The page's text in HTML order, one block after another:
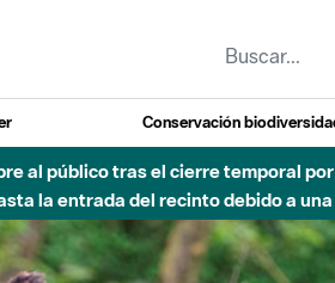
Conservación
al público tras el cierre temporal
la entrada del recinto debido a